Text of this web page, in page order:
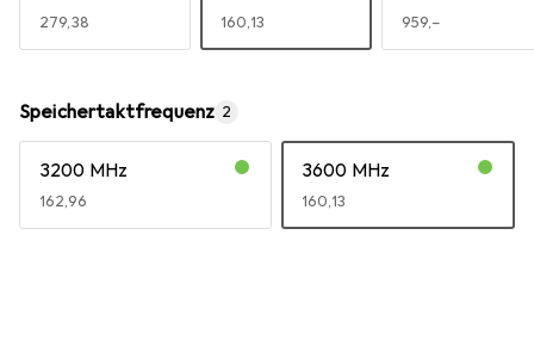
EUR
279,38 EUR
160,13 EUR
959,–
Speichertaktfrequenz 2
3200 MHz
EUR
162,96
3600 MHz
EUR
160,13